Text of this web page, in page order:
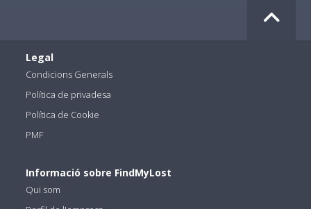
Legal
Condicions Generals
Política de privadesa
Política de Cookie
PMF
Informació sobre FindMyLost
Qui som